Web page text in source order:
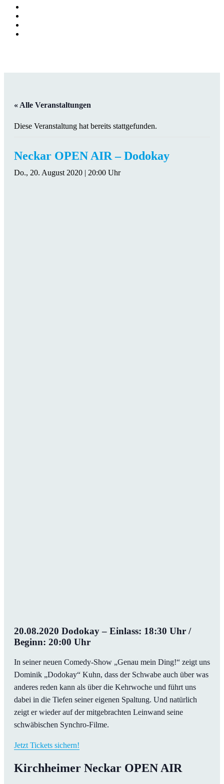
« Alle Veranstaltungen
Diese Veranstaltung hat bereits stattgefunden.
Neckar OPEN AIR – Dodokay
Do., 20. August 2020 | 20:00 Uhr
20.08.2020 Dodokay – Einlass: 18:30 Uhr /
Beginn: 20:00 Uhr
In seiner neuen Comedy-Show „Genau mein Ding!“ zeigt uns
Dominik „Dodokay“ Kuhn, dass der Schwabe auch über was
anderes reden kann als über die Kehrwoche und führt uns
dabei in die Tiefen seiner eigenen Spaltung. Und natürlich
zeigt er wieder auf der mitgebrachten Leinwand seine
schwäbischen Synchro-Filme.
Jetzt Tickets sichern!
Kirchheimer Neckar OPEN AIR